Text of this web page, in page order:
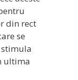
din rect
se
ultima